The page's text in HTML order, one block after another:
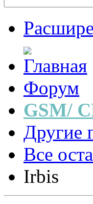
Форум
GSM/
Другие
Все
Irbis